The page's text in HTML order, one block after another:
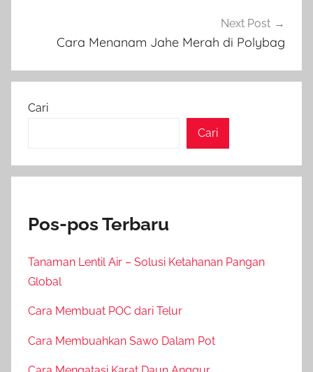
Next Post
Cara Menanam Jahe Merah di Polybag
Cari
Cari
Pos-pos Terbaru
Tanaman Lentil Air – Solusi Ketahanan Pangan
Global
Cara Membuat POC dari Telur
Cara Membuahkan Sawo Dalam Pot